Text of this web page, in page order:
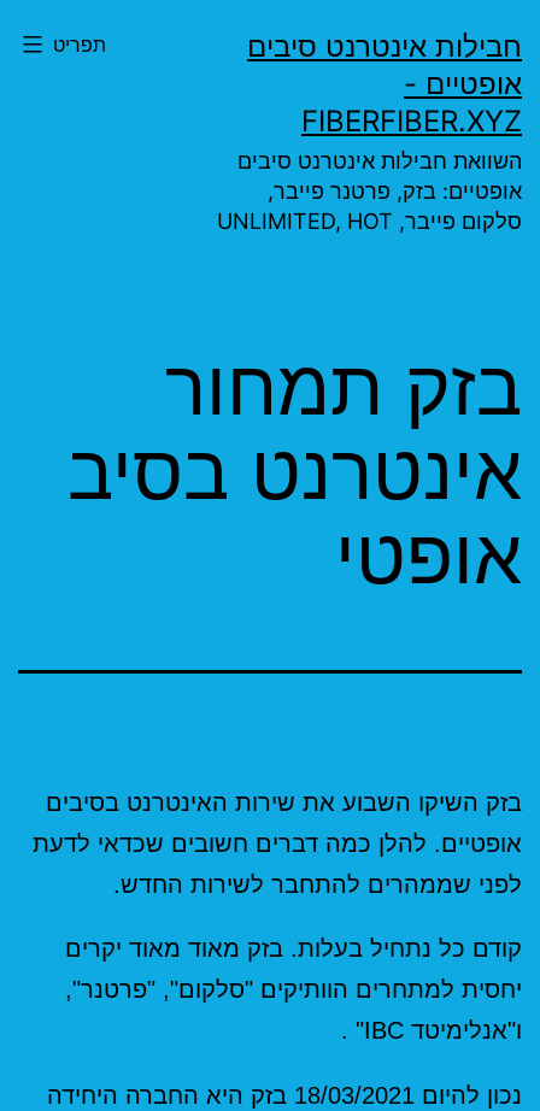
לתוכן
חבילות אינטרנט סיבים
אופטיים -
FIBERFIBER.XYZ
השוואת חבילות אינטרנט סיבים
אופטיים: בזק, פרטנר פייבר,
סלקום פייבר, UNLIMITED, HOT
תפריט
בזק תמחור
אינטרנט בסיב
אופטי
בזק השיקו השבוע את שירות האינטרנט בסיבים
אופטיים. להלן כמה דברים חשובים שכדאי לדעת
לפני שממהרים להתחבר לשירות החדש.
קודם כל נתחיל בעלות. בזק מאוד מאוד יקרים
יחסית למתחרים הוותיקים "סלקום", "פרטנר",
ו"אנלימיטד IBC" .
נכון להיום 18/03/2021 בזק היא החברה היחידה